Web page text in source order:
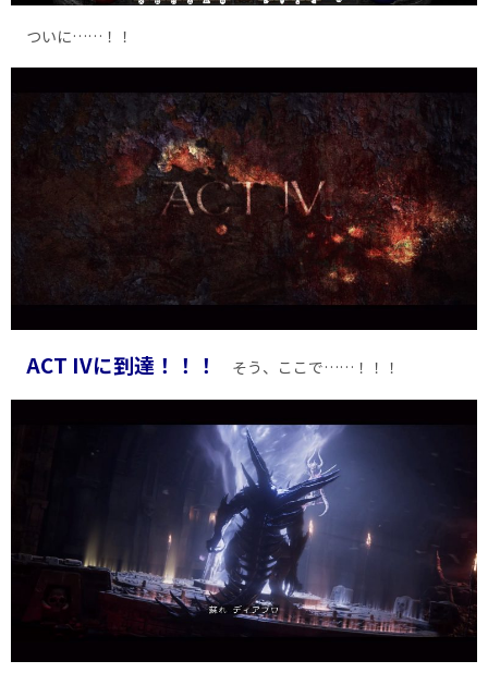
ついに……！！
ACT IVに到達！！！ そう、ここで……！！！